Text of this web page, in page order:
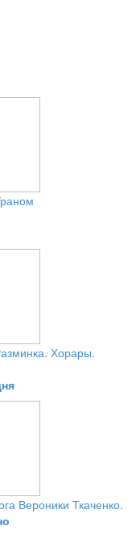
Хорары.
Вероники Ткаченко.